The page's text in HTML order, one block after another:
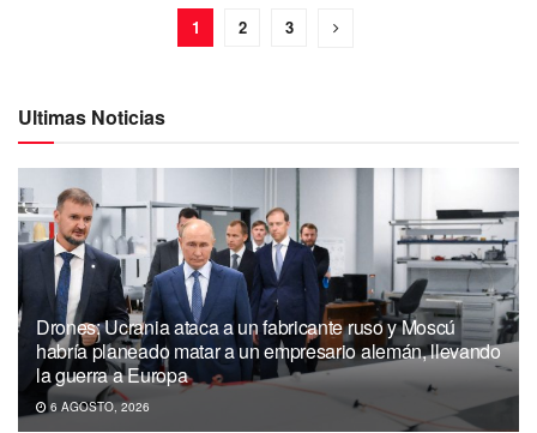
1 2 3
Ultimas Noticias
Drones: Ucrania ataca a un fabricante ruso y Moscú
habría planeado matar a un empresario alemán, llevando
la guerra a Europa
6 AGOSTO, 2026